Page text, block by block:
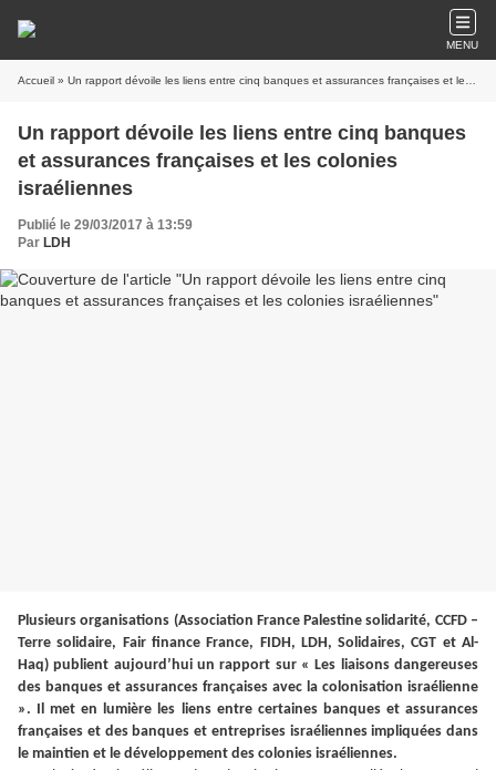
MENU
Accueil » Un rapport dévoile les liens entre cinq banques et assurances françaises et les colonies israéliennes
Un rapport dévoile les liens entre cinq banques
et assurances françaises et les colonies
israéliennes
Publié le 29/03/2017 à 13:59
Par LDH
Plusieurs organisations (Association France Palestine solidarité, CCFD –
Terre solidaire, Fair finance France, FIDH, LDH, Solidaires, CGT et Al-
Haq) publient aujourd’hui un rapport sur « Les liaisons dangereuses
des banques et assurances françaises avec la colonisation israélienne
». Il met en lumière les liens entre certaines banques et assurances
françaises et des banques et entreprises israéliennes impliquées dans
le maintien et le développement des colonies israéliennes.